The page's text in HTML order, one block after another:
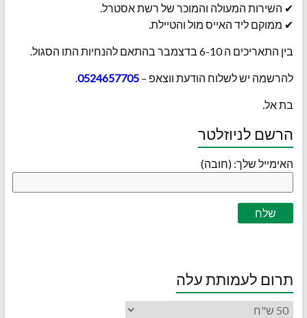
✔ השירות המעולה והמוכר של רשת אסטרל.
✔ ממוקם ליד האייס מול והטיילת.
בין התאריכים ה 6-10 בדצמבר בהתאם להנחיות התו הסגול.
להרשמה יש לשלוח הודעת ווצאפ – 0524657705
.
בת אל.
הרשם לניוזלטר
האימייל שלך: (חובה)
תרום לעמותת עלה